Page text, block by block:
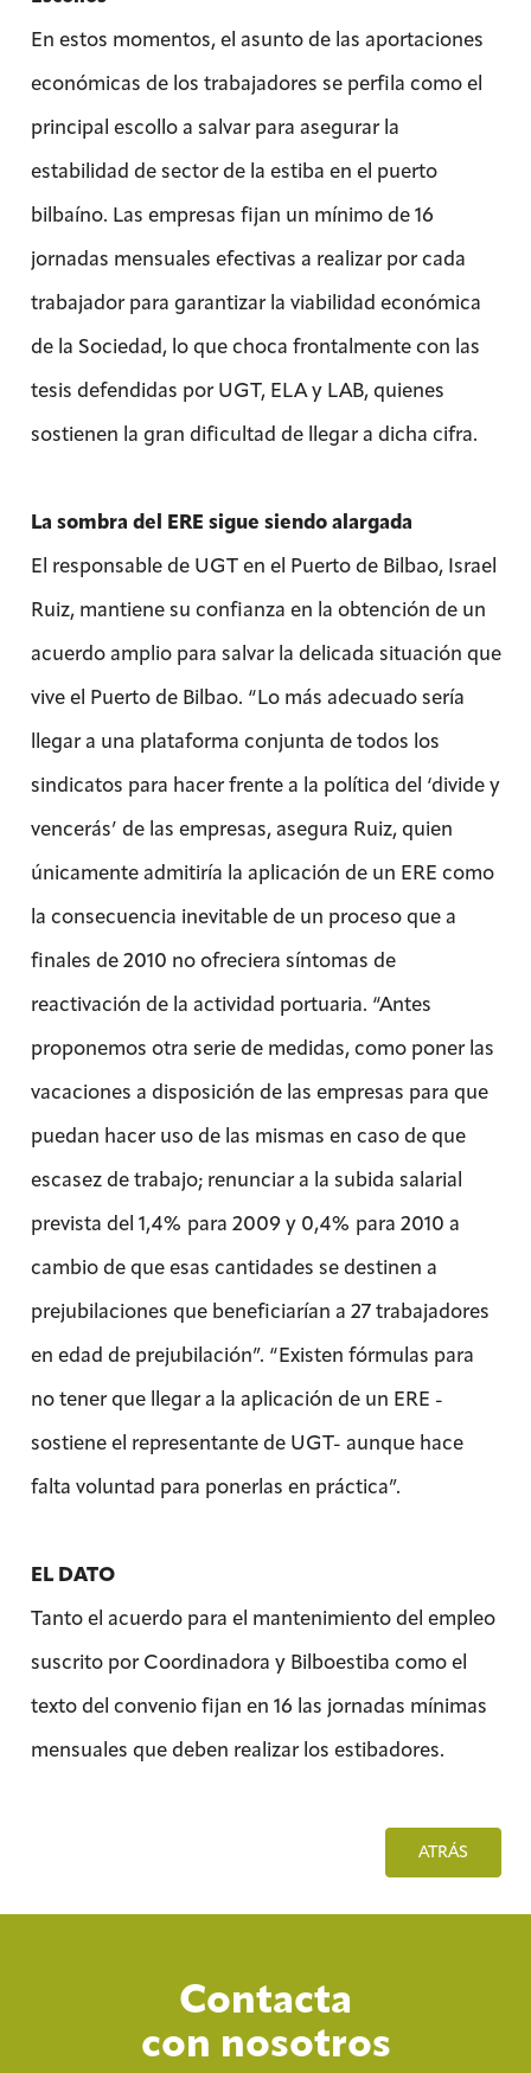
En estos momentos, el asunto de las aportaciones
económicas de los trabajadores se perfila como el
principal escollo a salvar para asegurar la
estabilidad de sector de la estiba en el puerto
bilbaíno. Las empresas fijan un mínimo de 16
jornadas mensuales efectivas a realizar por cada
trabajador para garantizar la viabilidad económica
de la Sociedad, lo que choca frontalmente con las
tesis defendidas por UGT, ELA y LAB, quienes
sostienen la gran dificultad de llegar a dicha cifra.
La sombra del ERE sigue siendo alargada
El responsable de UGT en el Puerto de Bilbao, Israel
Ruiz, mantiene su confianza en la obtención de un
acuerdo amplio para salvar la delicada situación que
vive el Puerto de Bilbao. “Lo más adecuado sería
llegar a una plataforma conjunta de todos los
sindicatos para hacer frente a la política del ‘divide y
vencerás’ de las empresas, asegura Ruiz, quien
únicamente admitiría la aplicación de un ERE como
la consecuencia inevitable de un proceso que a
finales de 2010 no ofreciera síntomas de
reactivación de la actividad portuaria. “Antes
proponemos otra serie de medidas, como poner las
vacaciones a disposición de las empresas para que
puedan hacer uso de las mismas en caso de que
escasez de trabajo; renunciar a la subida salarial
prevista del 1,4% para 2009 y 0,4% para 2010 a
cambio de que esas cantidades se destinen a
prejubilaciones que beneficiarían a 27 trabajadores
en edad de prejubilación”. “Existen fórmulas para
no tener que llegar a la aplicación de un ERE -
sostiene el representante de UGT- aunque hace
falta voluntad para ponerlas en práctica”.
EL DATO
Tanto el acuerdo para el mantenimiento del empleo
suscrito por Coordinadora y Bilboestiba como el
texto del convenio fijan en 16 las jornadas mínimas
mensuales que deben realizar los estibadores.
ATRÁS
Contacta
con nosotros